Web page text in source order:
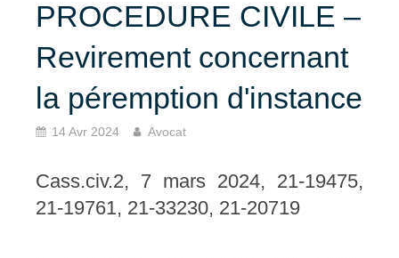
PROCEDURE CIVILE –
Revirement concernant
la péremption d'instance
14 Avr 2024 Avocat
Cass.civ.2, 7 mars 2024, 21-19475,
21-19761, 21-33230, 21-20719